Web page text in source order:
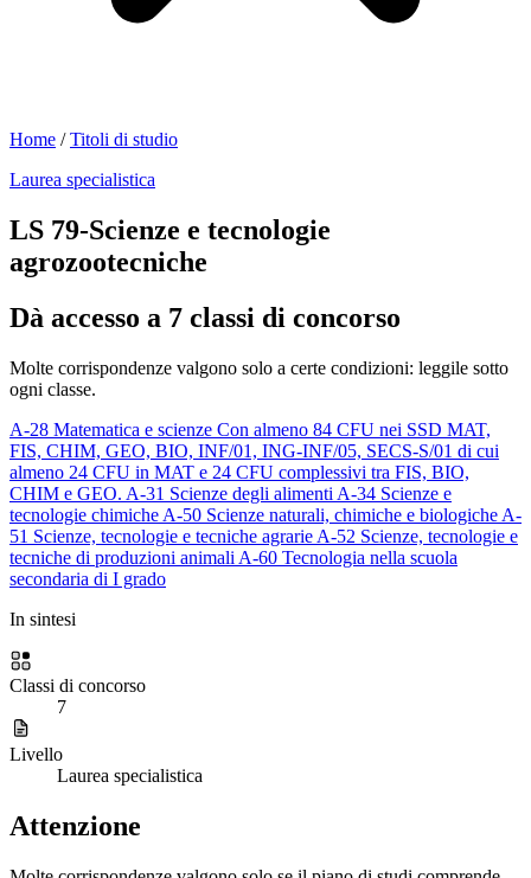
Home /Titoli di studio
Laurea specialistica
LS 79-Scienze e tecnologie
agrozootecniche
Dà accesso a 7 classi di concorso
Molte corrispondenze valgono solo a certe condizioni: leggile sotto
ogni classe.
A-28 Matematica e scienze Con almeno 84 CFU nei SSD MAT,
FIS, CHIM, GEO, BIO, INF/01, ING-INF/05, SECS-S/01 di cui
almeno 24 CFU in MAT e 24 CFU complessivi tra FIS, BIO,
CHIM e GEO. A-31 Scienze degli alimenti A-34 Scienze e
tecnologie chimiche A-50 Scienze naturali, chimiche e biologiche A-
51 Scienze, tecnologie e tecniche agrarie A-52 Scienze, tecnologie e
tecniche di produzioni animali A-60 Tecnologia nella scuola
secondaria di I grado
In sintesi
Classi di concorso
7
Livello
Laurea specialistica
Attenzione